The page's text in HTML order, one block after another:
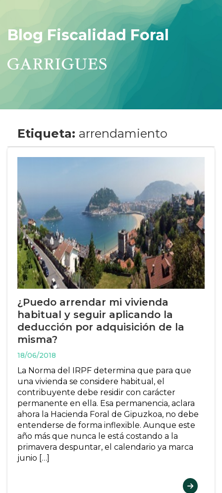
Blog Fiscalidad Foral
Etiqueta: arrendamiento
¿Puedo arrendar mi vivienda
habitual y seguir aplicando la
deducción por adquisición de la
misma?
18/06/2018
La Norma del IRPF determina que para que
una vivienda se considere habitual, el
contribuyente debe residir con carácter
permanente en ella. Esa permanencia, aclara
ahora la Hacienda Foral de Gipuzkoa, no debe
entenderse de forma inflexible. Aunque este
año más que nunca le está costando a la
primavera despuntar, el calendario ya marca
junio […]